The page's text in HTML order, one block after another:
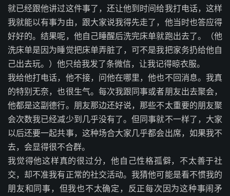
就已经跟他讲过这件事了，还让他到时间给我打电话，这样
我就能以有事为由，跟大家说我得先走了，他当时也答应得
好好的。结果呢，他自己睡醒后洗完床单就跑出去了。（他
洗床单是因为睡觉把床单弄脏了，可不是我把家务扔给他自
己出去玩。）他只给我发了条微信，让我记得晾衣服。
我给他打电话，他不接，问他在哪里，他也不回消息。我真
的特别无奈，也很生气。每次我跟同事或者朋友出去聚会，
他都是这副德行。朋友那边还好说，那些不太重要的朋友聚
会次数我已经减少到几乎没有了。但同事就不一样了，大家
以后还要一起共事，这种场合大家几乎都会出席，如果我不
去，会显得很不合群。
我觉得他这样真的很过分，他自己性格孤僻，不太善于社
交，却不准我有正常的社交活动。我猜他可能是看不惯我的
朋友和同事，但我也不太确定，反正每次因为这种事闹矛